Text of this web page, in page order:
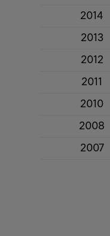
2014
2013
2012
2011
2010
2008
2007